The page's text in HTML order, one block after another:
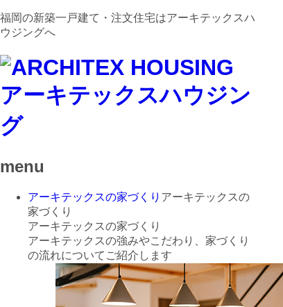
福岡の新築一戸建て・注文住宅はアーキテックスハ
ウジングへ
menu
アーキテックスの家づくり アーキテックスの
家づくり
アーキテックスの家づくり
アーキテックスの強みやこだわり、家づくり
の流れについてご紹介します